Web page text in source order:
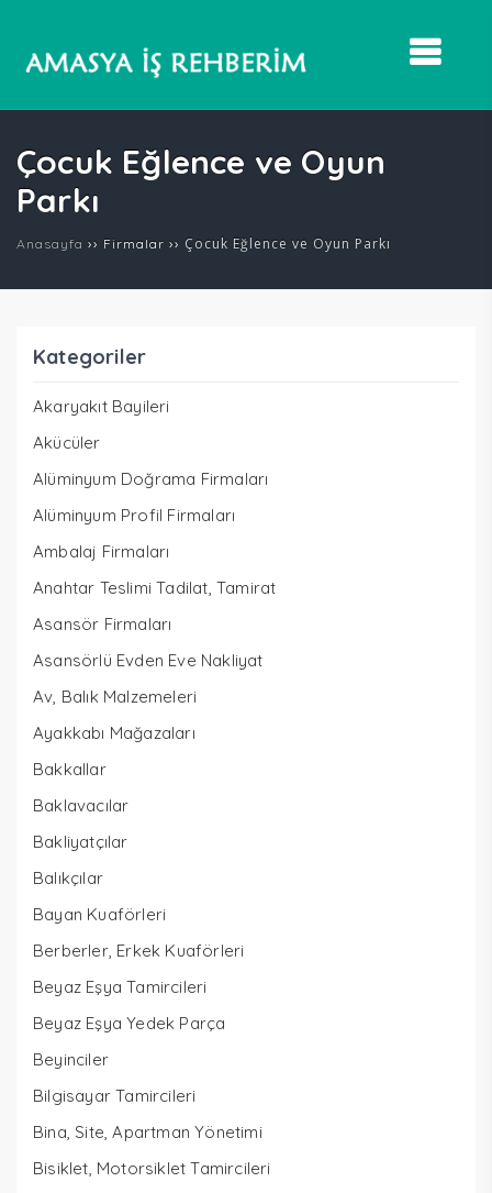
Çocuk Eğlence ve Oyun
Parkı
Anasayfa ›› Firmalar ›› Çocuk Eğlence ve Oyun Parkı
Kategoriler
Akaryakıt Bayileri
Akücüler
Alüminyum Doğrama Firmaları
Alüminyum Profil Firmaları
Ambalaj Firmaları
Anahtar Teslimi Tadilat, Tamirat
Asansör Firmaları
Asansörlü Evden Eve Nakliyat
Av, Balık Malzemeleri
Ayakkabı Mağazaları
Bakkallar
Baklavacılar
Bakliyatçılar
Balıkçılar
Bayan Kuaförleri
Berberler, Erkek Kuaförleri
Beyaz Eşya Tamircileri
Beyaz Eşya Yedek Parça
Beyinciler
Bilgisayar Tamircileri
Bina, Site, Apartman Yönetimi
Bisiklet, Motorsiklet Tamircileri